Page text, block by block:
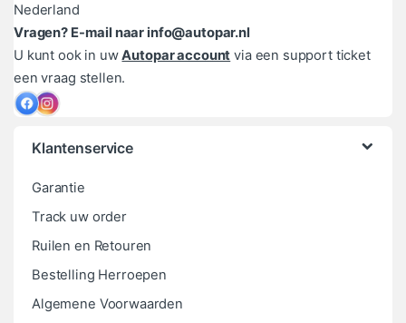
Nederland
Vragen? E-mail naar info@autopar.nl
U kunt ook in uwAutopar account via een support ticket
een vraag stellen.
Klantenservice
Garantie
Track uw order
Ruilen en Retouren
Bestelling Herroepen
Algemene Voorwaarden